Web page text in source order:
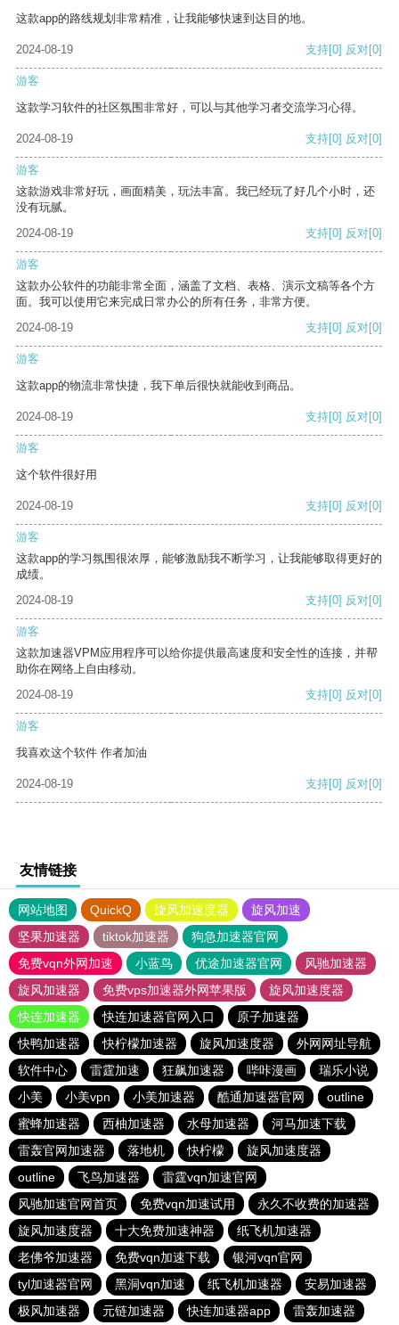
这款app的路线规划非常精准，让我能够快速到达目的地。
2024-08-19 支持[0] 反对[0]
游客
这款学习软件的社区氛围非常好，可以与其他学习者交流学习心得。
2024-08-19 支持[0] 反对[0]
游客
这款游戏非常好玩，画面精美，玩法丰富。我已经玩了好几个小时，还
没有玩腻。
2024-08-19
支持[0] 反对[0]
游客
这款办公软件的功能非常全面，涵盖了文档、表格、演示文稿等各个方
面。我可以使用它来完成日常办公的所有任务，非常方便。
2024-08-19
支持[0] 反对[0]
游客
这款app的物流非常快捷，我下单后很快就能收到商品。
2024-08-19 支持[0] 反对[0]
游客
这个软件很好用
2024-08-19 支持[0] 反对[0]
游客
这款app的学习氛围很浓厚，能够激励我不断学习，让我能够取得更好的
成绩。
2024-08-19
支持[0] 反对[0]
游客
这款加速器VPM应用程序可以给你提供最高速度和安全性的连接，并帮
助你在网络上自由移动。
2024-08-19
支持[0] 反对[0]
游客
我喜欢这个软件 作者加油
2024-08-19 支持[0] 反对[0]
友情链接
网站地图 QuickQ 旋风加速度器
旋风加速
坚果加速器
tiktok加速器
狗急加速器官网
免费vqn外网加速
小蓝鸟 优途加速器官网
风驰加速器
旋风加速器
免费vps加速器外网苹果版
旋风加速度器
快连加速器
快连加速器官网入口
原子加速器
快鸭加速器
快柠檬加速器 旋风加速度器
外网网址导航
软件中心
雷霆加速 狂飙加速器 哔咔漫画
瑞乐小说
小美
小美vpn 小美加速器 酷通加速器官网
outline
蜜蜂加速器
西柚加速器 水母加速器
河马加速下载
雷轰官网加速器
落地机 快柠檬
旋风加速度器
outline
飞鸟加速器
雷霆vqn加速官网
风驰加速官网首页
免费vqn加速试用
永久不收费的加速器
旋风加速度器
十大免费加速神器
纸飞机加速器
老佛爷加速器
免费vqn加速下载
银河vqn官网
tyl加速器官网
黑洞vqn加速 纸飞机加速器
安易加速器
极风加速器
元链加速器 快连加速器app 雷轰加速器